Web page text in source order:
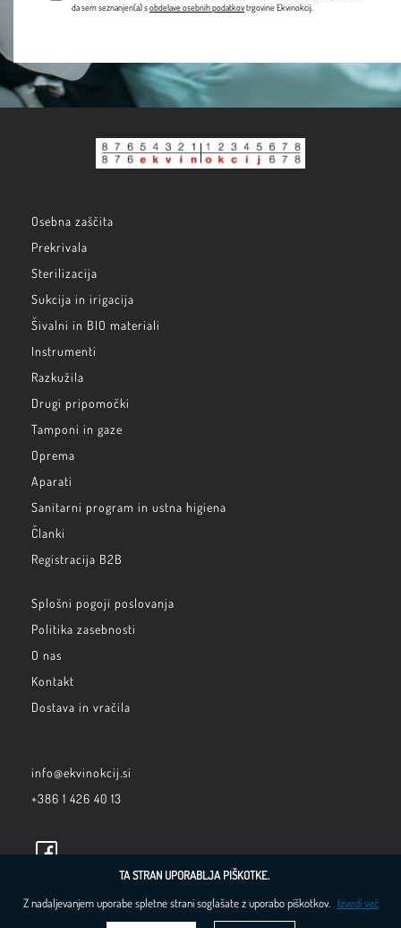
da sem seznanjen(a) sobdelave osebnih podatkovtrgovine Ekvinokcij.
Osebna zaščita
Prekrivala
Sterilizacija
Sukcija in irigacija
Šivalni in BIO materiali
Instrumenti
Razkužila
Drugi pripomočki
Tamponi in gaze
Oprema
Aparati
Sanitarni program in ustna higiena
Članki
Registracija B2B
Splošni pogoji poslovanja
Politika zasebnosti
O nas
Kontakt
Dostava in vračila
info@ekvinokcij.si
+386 1 426 40 13
TA STRAN UPORABLJA PIŠKOTKE.
Z nadaljevanjem uporabe spletne strani soglašate z uporabo piškotkov.
Izvedi več